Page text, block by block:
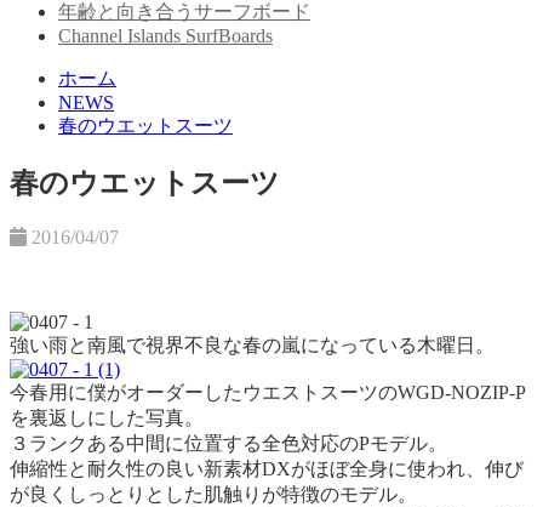
年齢と向き合うサーフボード
Channel Islands SurfBoards
ホーム
NEWS
春のウエットスーツ
春のウエットスーツ
2016/04/07
強い雨と南風で視界不良な春の嵐になっている木曜日。
今春用に僕がオーダーしたウエストスーツのWGD-NOZIP-P
を裏返しにした写真。
３ランクある中間に位置する全色対応のPモデル。
伸縮性と耐久性の良い新素材DXがほぼ全身に使われ、伸び
が良くしっとりとした肌触りが特徴のモデル。